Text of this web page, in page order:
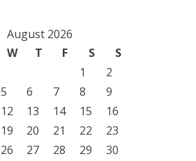
August 2026
W T F S
S
1
2
5 6 7 8
9
12 13 14 15
16
19 20 21 22
23
26 27 28 29
30